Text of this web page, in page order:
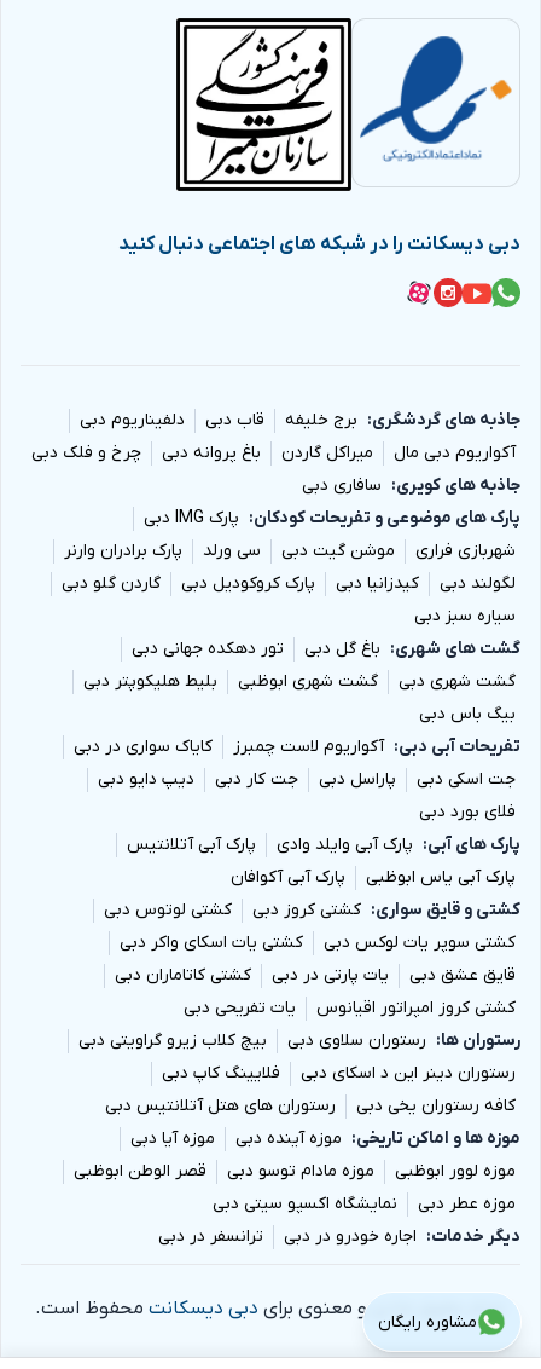
دبی دیسکانت را در شبکه های اجتماعی دنبال کنید
جاذبه های گردشگری برج خلیفه قاب دبی
دلفیناریوم دبی
آکواریوم دبی مال
میراکل گاردن باغ پروانه دبی
چرخ و فلک دبی
جاذبه های کویری
سافاری دبی
پارک های موضوعی و تفریحات کودکان
پارک IMG دبی
شهربازی فراری
موشن گیت دبی سی ورلد
پارک برادران وارنر
لگولند دبی
کیدزانیا دبی پارک کروکودیل دبی
گاردن گلو دبی
سیاره سبز دبی
گشت های شهری
باغ گل دبی
تور دهکده جهانی دبی
گشت شهری دبی
گشت شهری ابوظبی
بلیط هلیکوپتر دبی
بیگ باس دبی
تفریحات آبی دبی
آکواریوم لاست چمبرز
کایاک سواری در دبی
جت اسکی دبی
پاراسل دبی جت کار دبی
دیپ دایو دبی
فلای بورد دبی
پارک های آبی
پارک آبی وایلد وادی
پارک آبی آتلانتیس
پارک آبی یاس ابوظبی
پارک آبی آکوافان
کشتی و قایق سواری
کشتی کروز دبی
کشتی لوتوس دبی
کشتی سوپر یات لوکس دبی
کشتی یات اسکای واکر دبی
قایق عشق دبی
یات پارتی در دبی
کشتی کاتاماران دبی
کشتی کروز امپراتور اقیانوس
یات تفریحی دبی
رستوران ها
رستوران سلاوی دبی
بیچ کلاب زیرو گراویتی دبی
رستوران دینر این د اسکای دبی
فلایینگ کاپ دبی
کافه رستوران یخی دبی
رستوران های هتل آتلانتیس دبی
موزه ها و اماکن تاریخی
موزه آینده دبی
موزه آیا دبی
موزه لوور ابوظبی
موزه مادام توسو دبی
قصر الوطن ابوظبی
موزه عطر دبی
نمایشگاه اکسپو سیتی دبی
دیگر خدمات
اجاره خودرو در دبی ترانسفر در دبی
تمام حقوق مادی و معنوی برای دبی دیسکانت محفوظ است.
مشاوره رایگان